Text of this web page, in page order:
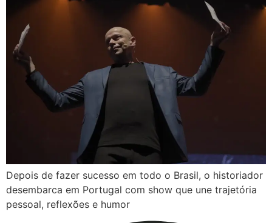
Depois de fazer sucesso em todo o Brasil, o historiador
desembarca em Portugal com show que une trajetória
pessoal, reflexões e humor